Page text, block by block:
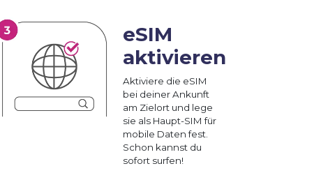
eSIM
aktivieren
Aktiviere die eSIM
bei deiner Ankunft
am Zielort und lege
sie als Haupt-SIM für
mobile Daten fest.
Schon kannst du
sofort surfen!